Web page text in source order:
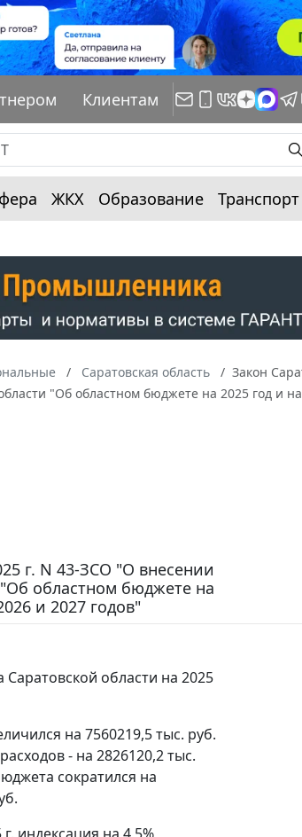
Клиентам
ЖКХ Образование Транспорт
Саратовская область
Закон
"Об областном бюджете на 2025 год и
г. N 43-ЗСО "О внесении
областном бюджете на
и 2027 годов"
области на 2025
на 7560219,5 тыс. руб.
- на 2826120,2 тыс.
сократился на